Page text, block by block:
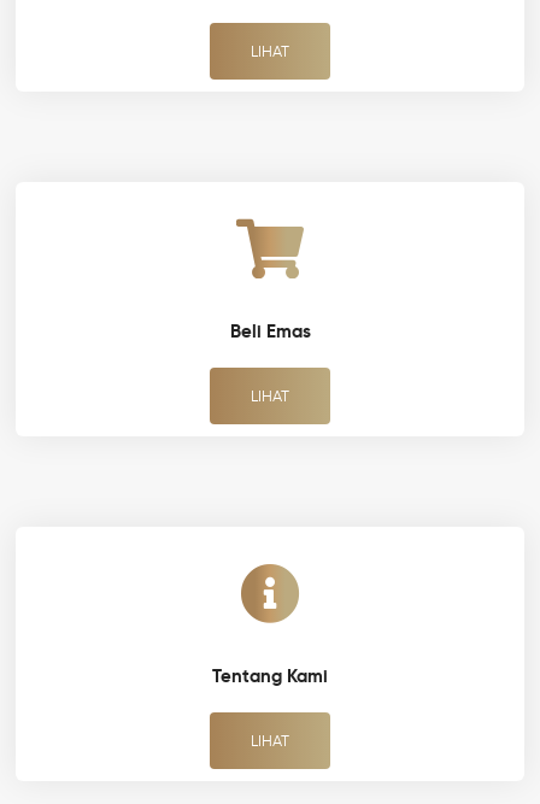
LIHAT
Beli Emas
LIHAT
Tentang Kami
LIHAT